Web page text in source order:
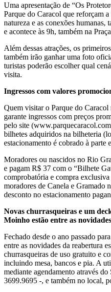
Uma apresentação de “Os
Parque do Caracol que reforçam
natureza e as conexões humanas,
e acontece às 9h, também na
Além dessas atrações, os
também irão ganhar uma foto
turistas poderão escolher qual
visita.
Ingressos com valores
Quem visitar o Parque do Caracol
garante ingressos com preços
pelo site
bilhetes adquiridos na bilheteria
estacionamento é cobrado à parte
Moradores ou nascidos no Rio
e pagam R$ 37 com o “Bilhete
comprobatória e compra
moradores de Canela e Gramado
desconto no estacionamento
Novas churrasqueiras e um
Moinho estão entre as novidades
Fechado desde o ano passado
entre as novidades da reabertura
churrasqueiras de uso gratuito e
incluindo mesa, bancos e pia. A
mediante agendamento através
3699.9695 -, e também no local,